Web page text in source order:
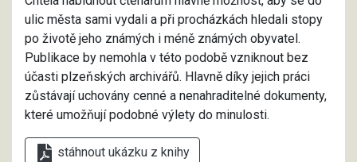
ulic města sami vydali a při procházkách hledali stopy
po životě jeho známých i méně známých obyvatel.
Publikace by nemohla v této podobě vzniknout bez
účasti plzeňských archivářů. Hlavně díky jejich práci
zůstávají uchovány cenné a nenahraditelné dokumenty,
které umožňují podobné výlety do minulosti.
stáhnout ukázku z knihy